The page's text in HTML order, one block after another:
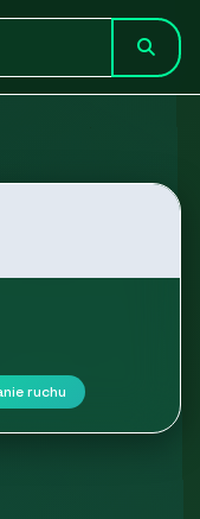
ruchu